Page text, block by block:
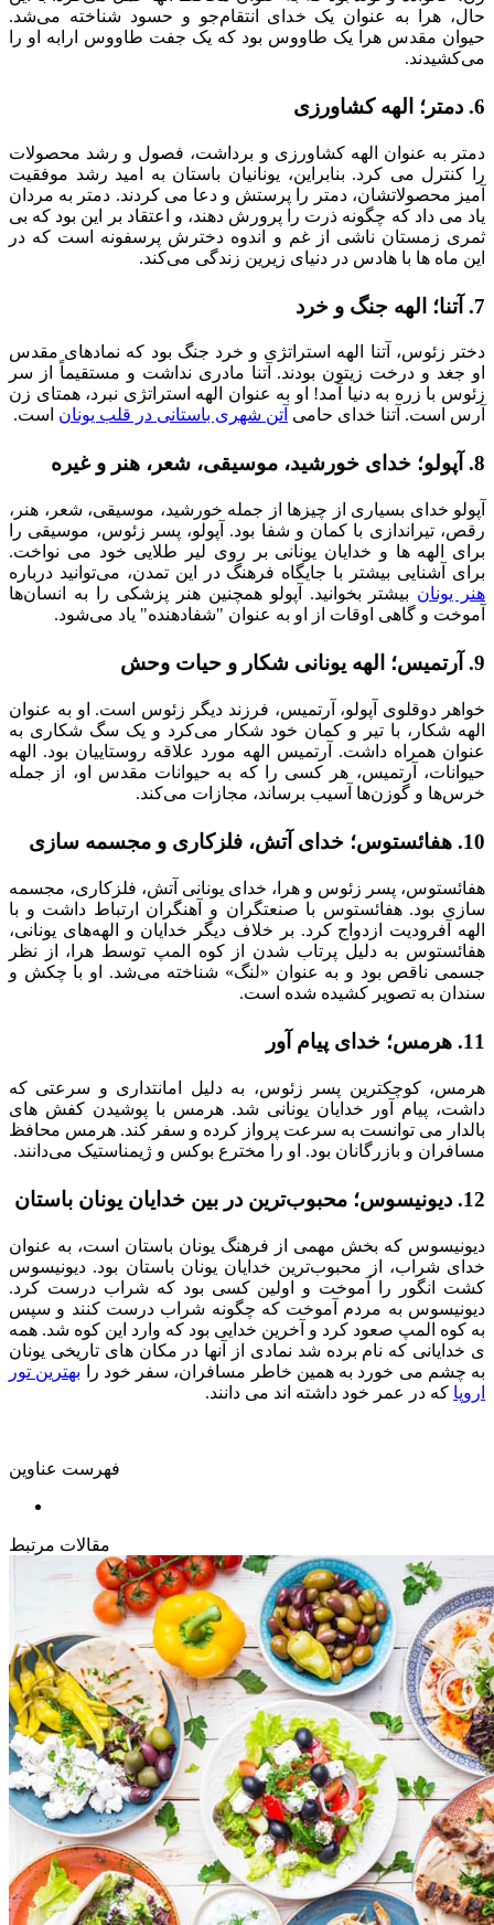
حال، هرا به عنوان یک خدای انتقام‌جو و حسود شناخته می‌شد.
حیوان مقدس هرا یک طاووس بود که یک جفت طاووس ارابه او را
می‌کشیدند.
6. دمتر؛ الهه کشاورزی
دمتر به عنوان الهه کشاورزی و برداشت، فصول و رشد محصولات
را کنترل می کرد. بنابراین، یونانیان باستان به امید رشد موفقیت
آمیز محصولاتشان، دمتر را پرستش و دعا می کردند. دمتر به مردان
یاد می داد که چگونه ذرت را پرورش دهند، و اعتقاد بر این بود که بی
ثمری زمستان ناشی از غم و اندوه دخترش پرسفونه است که در
این ماه ها با هادس در دنیای زیرین زندگی می‌کند.
7. آتنا؛ الهه جنگ و خرد
دختر زئوس، آتنا الهه استراتژی و خرد جنگ بود که نمادهای مقدس
او جغد و درخت زیتون بودند. آتنا مادری نداشت و مستقیماً از سر
زئوس با زره به دنیا آمد! او به عنوان الهه استراتژی نبرد، همتای زن
آرس است. آتنا خدای حامی آتن شهری باستانی در قلب یونان است.
8. آپولو؛ خدای خورشید، موسیقی، شعر، هنر و غیره
آپولو خدای بسیاری از چیزها از جمله خورشید، موسیقی، شعر، هنر،
رقص، تیراندازی با کمان و شفا بود. آپولو، پسر زئوس، موسیقی را
برای الهه ها و خدایان یونانی بر روی لیر طلایی خود می نواخت.
برای آشنایی بیشتر با جایگاه فرهنگ در این تمدن، می‌توانید درباره
هنر یونان بیشتر بخوانید. آپولو همچنین هنر پزشکی را به انسان‌ها
آموخت و گاهی اوقات از او به عنوان "شفادهنده" یاد می‌شود.
9. آرتمیس؛ الهه یونانی شکار و حیات وحش
خواهر دوقلوی آپولو، آرتمیس، فرزند دیگر زئوس است. او به عنوان
الهه شکار، با تیر و کمان خود شکار می‌کرد و یک سگ شکاری به
عنوان همراه داشت. آرتمیس الهه مورد علاقه روستاییان بود. الهه
حیوانات، آرتمیس، هر کسی را که به حیوانات مقدس او، از جمله
خرس‌ها و گوزن‌ها آسیب برساند، مجازات می‌کند.
10. هفائستوس؛ خدای آتش، فلزکاری و مجسمه سازی
هفائستوس، پسر زئوس و هرا، خدای یونانی آتش، فلزکاری، مجسمه
سازی بود. هفائستوس با صنعتگران و آهنگران ارتباط داشت و با
الهه آفرودیت ازدواج کرد. بر خلاف دیگر خدایان و الهه‌های یونانی،
هفائستوس به دلیل پرتاب شدن از کوه المپ توسط هرا، از نظر
جسمی ناقص بود و به عنوان «لنگ» شناخته می‌شد. او با چکش و
سندان به تصویر کشیده شده است.
11. هرمس؛ خدای پیام آور
هرمس، کوچکترین پسر زئوس، به دلیل امانتداری و سرعتی که
داشت، پیام آور خدایان یونانی شد. هرمس با پوشیدن کفش های
بالدار می توانست به سرعت پرواز کرده و سفر کند. هرمس محافظ
مسافران و بازرگانان بود. او را مخترع بوکس و ژیمناستیک می‌دانند.
12. دیونیسوس؛ محبوب‌ترین در بین خدایان یونان باستان
دیونیسوس که بخش مهمی از فرهنگ یونان باستان است، به عنوان
خدای شراب، از محبوب‌ترین خدایان یونان باستان بود. دیونیسوس
کشت انگور را آموخت و اولین کسی بود که شراب درست کرد.
دیونیسوس به مردم آموخت که چگونه شراب درست کنند و سپس
به کوه المپ صعود کرد و آخرین خدایی بود که وارد این کوه شد. همه
ی خدایانی که نام برده شد نمادی از آنها در مکان های تاریخی یونان
به چشم می خورد به همین خاطر مسافران، سفر خود را بهترین تور
اروپا که در عمر خود داشته اند می دانند.
فهرست عناوین
مقالات مرتبط